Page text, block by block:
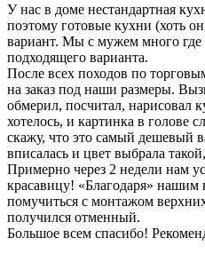
У нас в доме нестандартная
поэтому готовые кухни (хоть
вариант. Мы с мужем много
подходящего варианта.
После всех походов по
на заказ под наши размеры.
обмерил, посчитал, нарисовал
хотелось, и картинка в голове
скажу, что это самый дешевый
вписалась и цвет выбрала
Примерно через 2 недели нам
красавицу! «Благодаря»
помучиться с монтажом
получился отменный.
Большое всем спасибо!